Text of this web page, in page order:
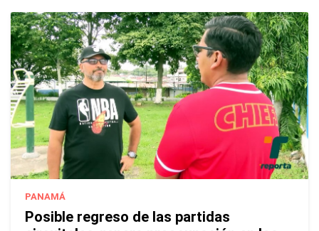
PANAMÁ
Posible regreso de las partidas